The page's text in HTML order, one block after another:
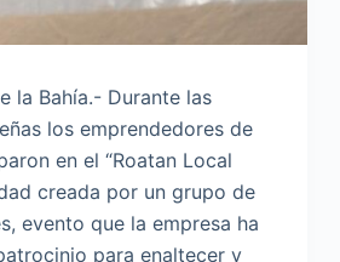
la Bahía.- Durante las
los emprendedores de
en el “Roatan Local
creada por un grupo de
evento que la empresa ha
para enaltecer y